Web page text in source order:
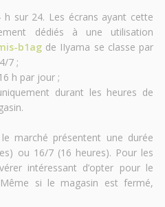
sur 24. Les écrans ayant cette
dédiés à une utilisation
b1agde IIyama se classe par
7 ;
h par jour ;
durant les heures de
marché présentent une durée
ou 16/7 (16 heures). Pour les
intéressant d’opter pour le
si le magasin est fermé,